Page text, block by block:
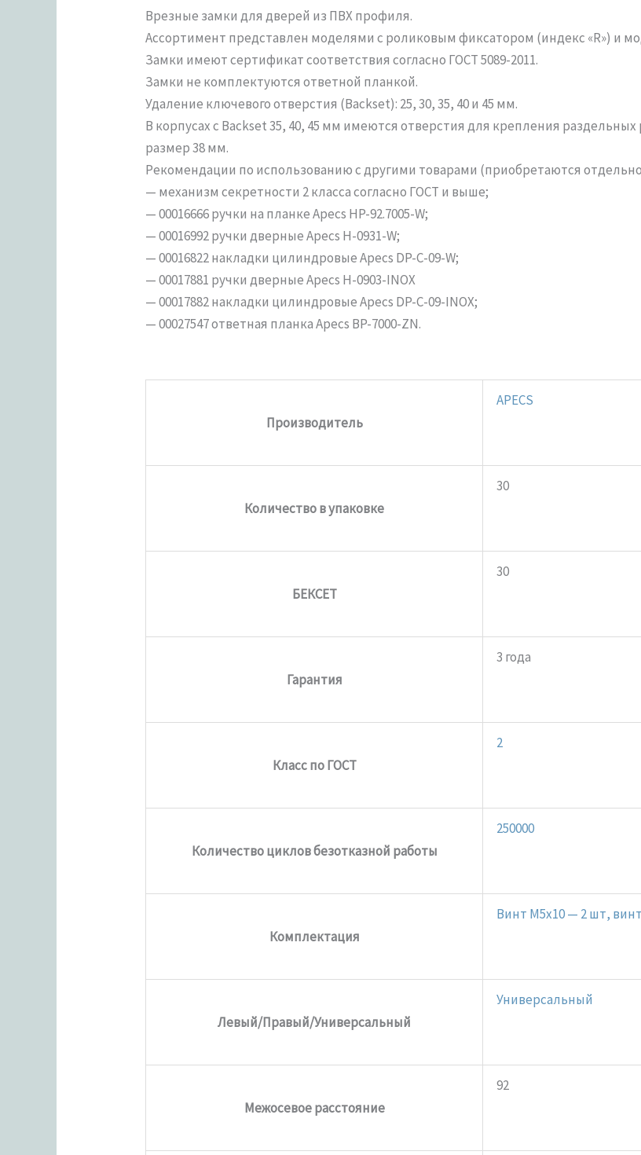
Врезные замки для дверей из ПВХ профиля.
Ассортимент представлен моделями с роликовым фиксатором (индекс «R») и
Замки имеют сертификат соответствия согласно ГОСТ 5089-2011.
Замки не комплектуются ответной планкой.
Удаление ключевого отверстия (Backset): 25, 30, 35, 40 и 45 мм.
В корпусах с Backset 35, 40, 45 мм имеются отверстия для крепления
размер 38 мм.
Рекомендации по использованию с другими товарами (приобретаются
— механизм секретности 2 класса согласно ГОСТ и выше;
— 00016666 ручки на планке Apecs HP-92.7005-W;
— 00016992 ручки дверные Apecs H-0931-W;
— 00016822 накладки цилиндровые Apecs DP-C-09-W;
— 00017881 ручки дверные Apecs H-0903-INOX
— 00017882 накладки цилиндровые Apecs DP-C-09-INOX;
— 00027547 ответная планка Apecs BP-7000-ZN.
Производитель
APECS
Количество в упаковке
30
БЕКСЕТ
30
Гарантия
3 года
Класс по ГОСТ
2
Количество циклов безотказной работы
250000
Комплектация
Винт M5x10 — 2 шт,
Левый/Правый/Универсальный
Универсальный
Межосевое расстояние
92